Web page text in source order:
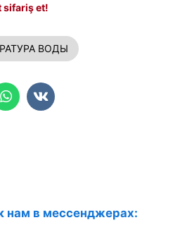
sifariş et!
ВОДЫ
нам в мессенджерах: